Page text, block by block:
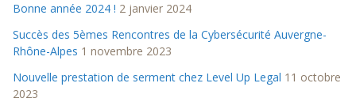
Bonne année 2024 ! 2 janvier 2024
Succès des 5èmes Rencontres de la Cybersécurité Auvergne-
Rhône-Alpes 1 novembre 2023
Nouvelle prestation de serment chez Level Up Legal 11 octobre
2023